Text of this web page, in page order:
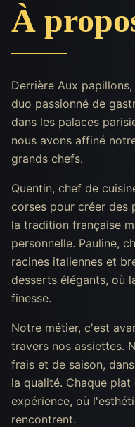
À
Derrière Aux
duo passionné de
dans les palaces
nous avons affiné
grands chefs.
Quentin, chef de
corses pour créer des
la tradition française
personnelle. Pauline,
racines italiennes et
desserts élégants, où
finesse.
Notre métier, c'est
travers nos assiettes.
frais et de saison,
la qualité. Chaque
expérience, où
rencontrent.